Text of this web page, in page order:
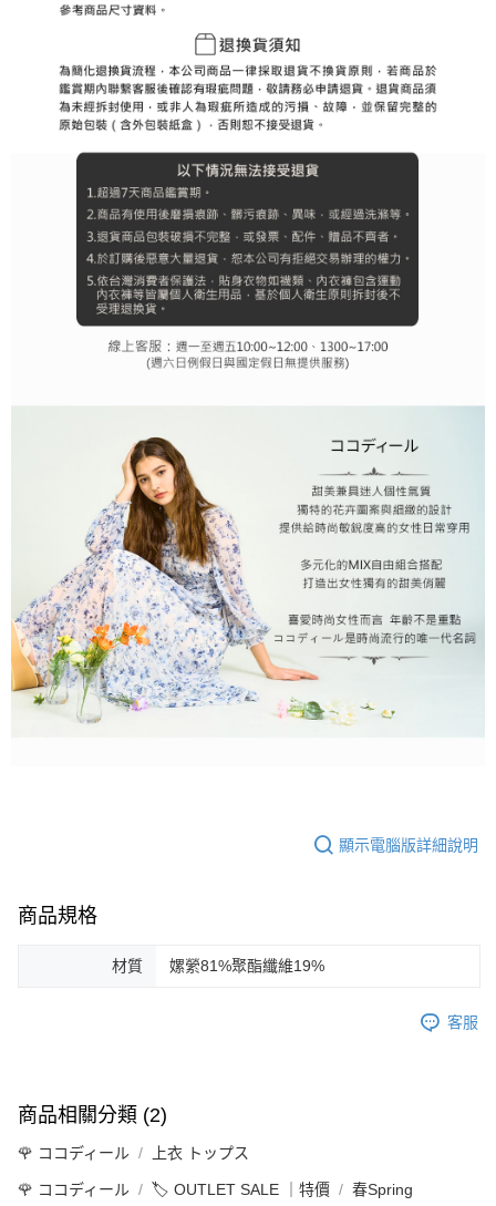
顯示電腦版詳細說明
商品規格
材質 嫘縈81%聚酯纖維19%
客服
商品相關分類 (2)
🌹 ココディール 上衣 トップス
🌹 ココディール 🏷️ OUTLET SALE ｜特價 春Spring